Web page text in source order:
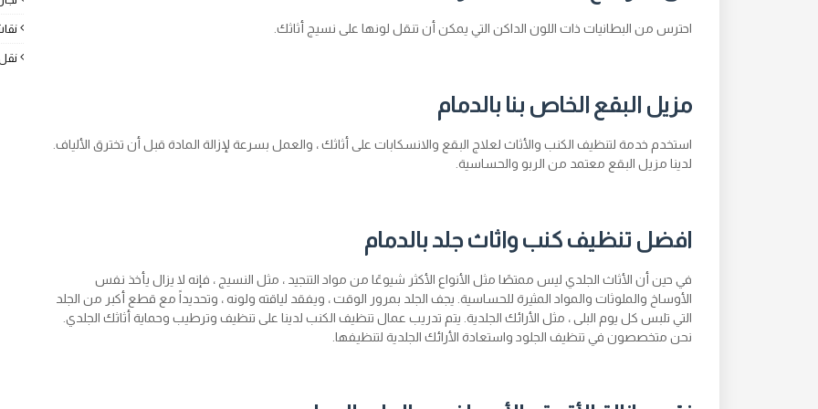
احترس من البطانيات ذات اللون الداكن التي يمكن أن تنقل لونها على نسيج أثاثك.
مزيل البقع الخاص بنا بالدمام
استخدم خدمة لتنظيف الكنب والأثاث لعلاج البقع والانسكابات على أثاثك ، والعمل بسرعة لإزالة المادة قبل أن تخترق الألياف.
لدينا مزيل البقع معتمد من الربو والحساسية.
افضل تنظيف كنب واثاث جلد بالدمام
في حين أن الأثاث الجلدي ليس ممتصًا مثل الأنواع الأكثر شيوعًا من مواد التنجيد ، مثل النسيج ، فإنه لا يزال يأخذ نفس
الأوساخ والملوثات والمواد المثيرة للحساسية. يجف الجلد بمرور الوقت ، ويفقد لياقته ولونه ، وتحديداً مع قطع أكبر من الجلد
التي تلبس كل يوم البلى ، مثل الأرائك الجلدية. يتم تدريب عمال تنظيف الكنب لدينا على تنظيف وترطيب وحماية أثاثك الجلدي.
نحن متخصصون في تنظيف الجلود واستعادة الأرائك الجلدية لتنظيفها.